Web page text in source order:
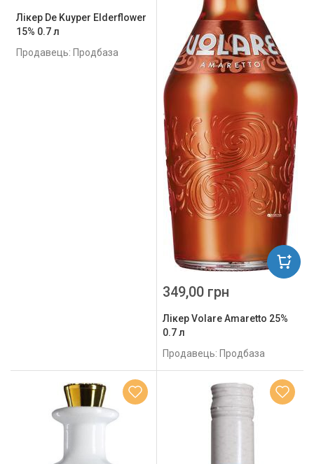
Лікер De Kuyper Elderflower
15% 0.7 л
Продавець: Продбаза
Лікер Volare Amaretto 25%
0.7 л
Продавець: Продбаза
349,00 грн